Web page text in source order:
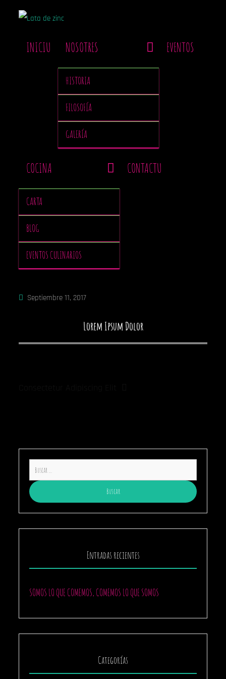
INICIU NOSOTRES
HISTORIA
FILOSOFÍA
GALERÍA
EVENTOS
COCINA
CARTA
BLOG
EVENTOS CULINARIOS
CONTACTU
Septiembre 11, 2017
Lorem Ipsum Dolor
Entradas recientes
SOMOS LO QUE COMEMOS, COMEMOS LO QUE SOMOS
Categorías